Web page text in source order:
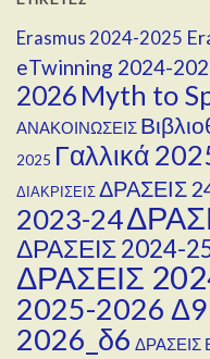
Erasmus 2024-2025
eTwinning 2024-
2026 Myth to
ΑΝΑΚΟΙΝΩΣΕΙΣ
2025 Γαλλικά
ΔΙΑΚΡΙΣΕΙΣΔΡΑΣΕΙΣ
2023-24
ΔΡΑΣΕΙΣ 2024-
ΔΡΑΣΕΙΣ
2025-2026 Δ9
2026_δ6 ΔΡΑΣΕΙΣ